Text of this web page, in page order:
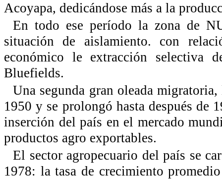
Acoyapa, dedicándose más a la
En todo ese período la zona de
situación de aislamiento. con
económico le extracción selectiva
Bluefields.
Una segunda gran oleada
1950 y se prolongó hasta después de
inserción del país en el mercado
productos agro exportables.
El sector agropecuario del país se
1978: la tasa de crecimiento